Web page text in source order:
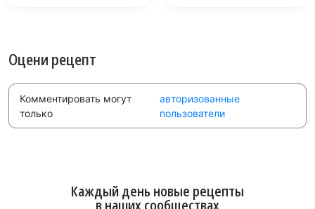
Оцени рецепт
Комментировать могут
только
авторизованные
пользователи
Каждый день новые рецепты
в наших сообществах